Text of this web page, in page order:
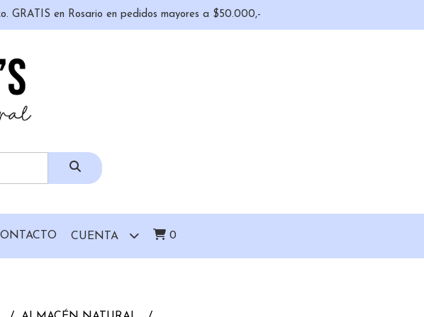
GRATIS en Rosario en pedidos mayores a $50.000,-
CUENTA 0